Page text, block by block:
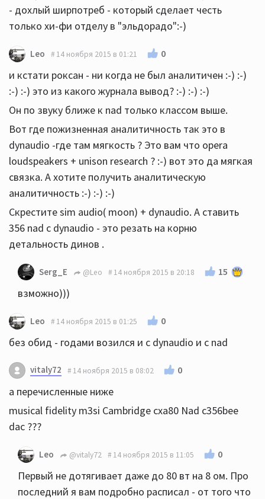
- дохлый ширпотреб - который сделает честь
только хи-фи отделу в "эльдорадо":-)
Leo 14 ноября 2015 в 01:21 0
и кстати роксан - ни когда не был аналитичен :-) :-)
:-) :-) это из какого журнала вывод? :-) :-) :-)
Он по звуку ближе к nad только классом выше.
Вот где пожизненная аналитичность так это в
dynaudio -где там мягкость ? Это вам что opera
loudspeakers + unison research ? :-) вот это да мягкая
связка. А хотите получить аналитическую
аналитичность :-) :-) :-)
Скрестите sim audio( moon) + dynaudio. А ставить
356 nad с dynaudio - это резать на корню
детальность динов .
Serg_E @Leo 14 ноября 2015 в 20:18 15
взможно)))
Leo 14 ноября 2015 в 01:25 0
без обид - годами возился и с dynaudio и с nad
vitaly72 14 ноября 2015 в 08:02 0
а перечисленные ниже
musical fidelity m3si Cambridge cxa80 Nad c356bee
dac ???
Leo @vitaly72 14 ноября 2015 в 11:05 0
Первый не дотягивает даже до 80 вт на 8 ом. Про
последний я вам подробно расписал - от того что